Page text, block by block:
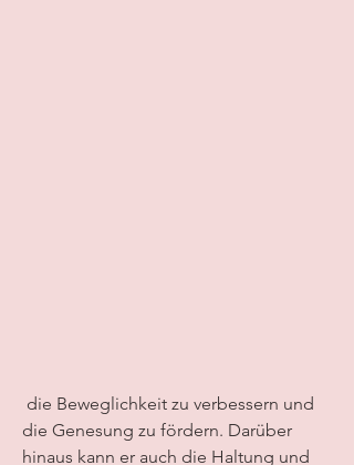
die Genesung zu fördern. Darüber
hinaus kann er auch die Haltung und